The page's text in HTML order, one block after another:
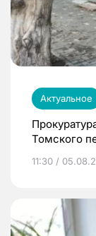
Актуальное
Томского
11:30 /